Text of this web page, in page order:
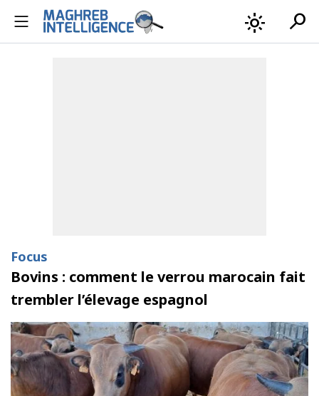
light_mode search
Focus
Bovins : comment le verrou marocain fait
trembler l’élevage espagnol